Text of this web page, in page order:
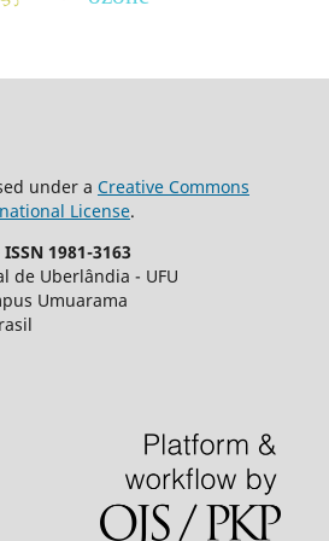
under a Creative Commons
License.
ISSN 1981-3163
de Uberlândia - UFU
Umuarama